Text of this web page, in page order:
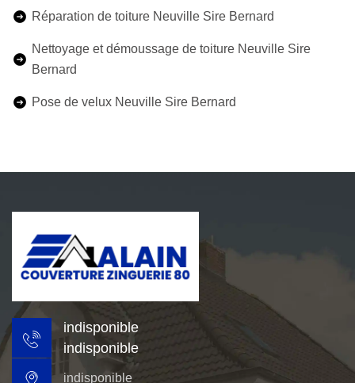
Réparation de toiture Neuville Sire Bernard
Nettoyage et démoussage de toiture Neuville Sire
Bernard
Pose de velux Neuville Sire Bernard
indisponible
indisponible
indisponible